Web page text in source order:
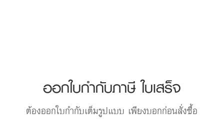
ออกใบกำกับภาษี ใบเสร็จ
ต้องออกใบกำกับเต็มรูปแบบ เพียงบอกก่อนสั่งซื้อ